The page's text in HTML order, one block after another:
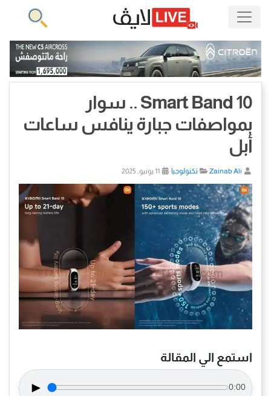
Smart Band 10 .. سوار
بمواصفات جبارة ينافس ساعات
أبل
Zainab Ali تكنولوجيا
استمع الي المقالة
► 0:00